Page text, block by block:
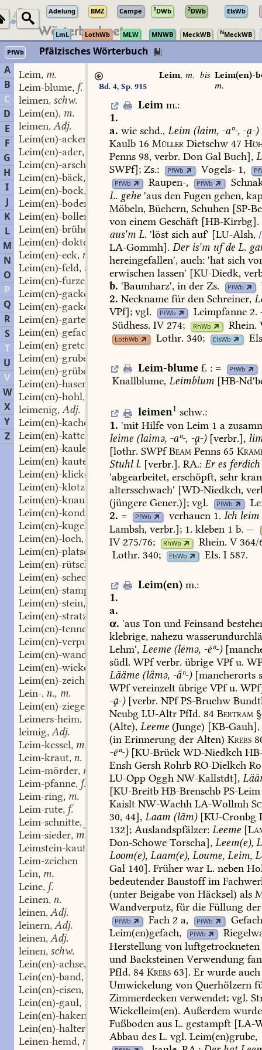
Adelung BMZ Campe 1DWb 2DWb ElsWb
LmL LothWb MLW MNWB MeckWB NMeckWB
PfWb
Pfälzisches Wörterbuch
A
B
C
D
E
F
G
H
I
J
K
L
M
N
O
P
Q
R
S
T
U
V
W
X
Y
Z
Leim, m.
Leim-blume, f.
leimen, schw.
Leim(en), m.
leimen, Adj.
Leim(en)-acker
Leim(en)-ader,
Leim(en)-arscher
Leim(en)-bäck,
Leim(en)-bock,
Leim(en)-boden
Leim(en)-bollen
Leim(en)-brühe
Leim(en)-doktor
Leim(en)-eck, n.
Leim(en)-feld, n.
Leim(en)-furzer
Leim(en)-gackel
Leim(en)-gacker
Leim(en)-garten
Leim(en)-gefach
Leim(en)-gretchen
n.
Leim(en)-grube
Leim(en)-grübe
Leim(en)-hasen
Leim(en)-hohl,
leimenig, Adj.
Leim(en)-kachel
Leim(en)-kattchen
n.
Leim(en)-kaule
Leim(en)-kaute
Leim(en)-klicker
Leim(en)-klotz
Leim(en)-knausen
m.
Leim(en)-konditor
m.
Leim(en)-kugel
Leim(en)-loch,
Leim(en)-platsch
Leim(en)-rütscher
Leim(en)-scheck(en)
Leim(en)-stampfer
Pl.
Leim(en)-stein,
Leim(en)-stratze
Leim(en)-tenne
Leim(en)-verputz
m.
Leim(en)-wand
Leim(en)-wickel
Leim(en)-zeichen
n., m.
Lein-, n., m.
Leim(en)-ziegel
Leimers-heim, ON
leimig, Adj.
Leim-kessel, m.
Leim-kraut, n.
Leim-mörder, m.
Leim-pfanne, f.
Leim-ring, m.
Leim-rute, f.
Leim-schnitte,
Leim-sieder, m.
Leimstein-kaute
Leim-zeichen
Lein, m.
Leine, f.
Leinen, n.
leinen, Adj.
leinern, Adj.
leinen, Adj.
leinen, schw.
Lein(en)-achse,
Lein(en)-band,
Lein(en)-eisen,
Lein(en)-gaul, m.
Lein(en)-haken
Lein(en)-halter
Leinen-hemd, n.
Bd. 4, Sp. 915
Leim, m. bis Leim(en)-
m.
Leim m.:
1.
a. wie schd., Leim (laim, -aⁿ-, -ḁ-)
Kaulb 16 Müller Dietschw 47
Penns 98, verbr. Don Gal Buch],
SWPf]; Zs.: PfWb Vogels- 1,
PfWb
Raupen-, PfWb
L. gehe 'aus den Fugen gehen,
Möbeln, Büchern, Schuhen [SP-
von einem Geschäft [HB-Kirrbg].
aus'm L. 'löst sich auf' [LU-Alsh,
LA-Gommh]. Deris'm ufde L.
hereingefallen', auch: 'hat sich
erwischen lassen' [KU-Diedk,
b. 'Baumharz', in der Zs. PfWb
2. Neckname für den Schreiner,
VPf]; vgl. PfWb Leimpfanne 2.
Südhess. IV274; RhWb Rhein.
LothWb Lothr. 340; ElsWb
Leim-blume f. := PfWb
Knallblume, Leimblum [HB-
leimen1 schw.:
1. 'mit Hilfe von Leim 1 a
leime (laimə, -aⁿ-, -ḁ-)[verbr.],
[lothr. SWPf Beam Penns 65
Stuhll. [verbr.]. RA.: Eres ferdich
'abgearbeitet, erschöpft, sehr
altersschwach' [WD-Niedkch,
(jüngere Gener.)]; vgl. PfWb
2. = PfWb verhauen 1. Ich leim
Lambsh, verbr.]; 1. kleben 1 b. —
IV275/76; RhWb Rhein. V364/
Lothr. 340; ElsWb Els. I 587.
Leim(en) m.:
1.
a.
α. 'aus Ton und Feinsand
klebrige, nahezu
Lehm', Leeme (lēmə, -ēⁿ-)
südl. WPfverbr. übrige VPfu.
Lääme (lǟmə, -ǟⁿ-)[mancherorts
WPfvereinzelt übrige VPfu.
--)[verbr. NPfPS-Bruchw
Neubg LU-Altr PfId. 84 Bertram §
(Alte), Leeme (Junge) [KB-Gauh],
(in Erinnerung der Alten) Krebs
-ēⁿ-)[KU-Brück WD-Niedkch
Ensh Gersh Rohrb RO-Dielkch
LU-Opp Oggh NW-Kallstdt],
[KU-Breitb HB-Brenschb PS-Leim
Kaislt NW-Wachh LA-Wollmh
30, 44], Laam (lām)[KU-Cronbg
132]; Auslandspfälzer: Leeme [
Don-Schowe Torscha], Leem(e),
Loom(e), Laam(e), Loume, Leim,
Gal 140]. Früher war L. neben
bedeutender Baustoffim
(unter Beigabe von Häcksel) als
Wandverputz, für die Füllung der
PfWb Fach 2 a, PfWb
Gefach
Leim(en)gefach,
PfWb
Herstellung von luftgetrockneten
und Backsteinen Verwendung
PfId. 84 Krebs 63]. Er wurde auch
Umwickelung von Querhölzern
Zimmerdecken verwendet; vgl.
Wickelleim(en). Außerdem
Fußboden aus L. gestampft [LA-
Abbau des L. vgl. Leim(en)grube,